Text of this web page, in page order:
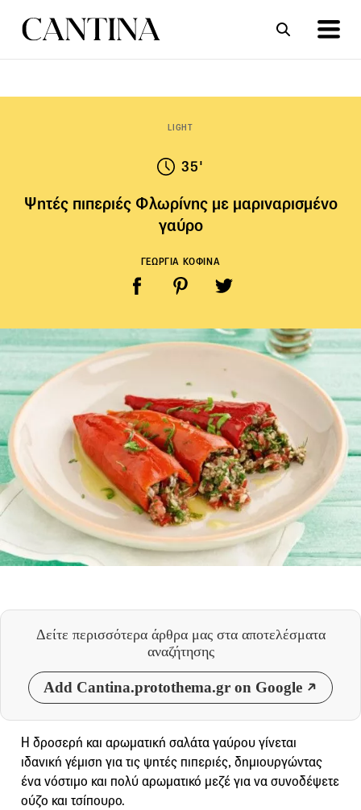
LIGHT
35'
Ψητές πιπεριές Φλωρίνης με μαριναρισμένο
γαύρο
ΓΕΩΡΓΙΑ ΚΟΦΙΝΑ
Δείτε περισσότερα άρθρα μας στα αποτελέσματα
αναζήτησης
Add Cantina.protothema.gr on Google
Η δροσερή και αρωματική σαλάτα γαύρου γίνεται
ιδανική γέμιση για τις ψητές πιπεριές, δημιουργώντας
ένα νόστιμο και πολύ αρωματικό μεζέ για να συνοδέψετε
ούζο και τσίπουρο.